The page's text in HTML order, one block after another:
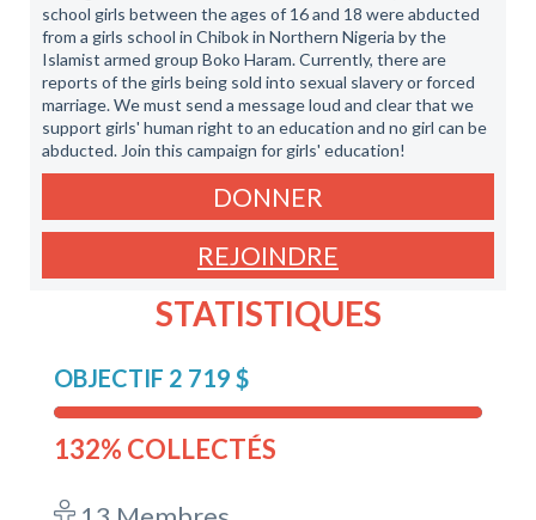
school girls between the ages of 16 and 18 were abducted
from a girls school in Chibok in Northern Nigeria by the
Islamist armed group Boko Haram. Currently, there are
reports of the girls being sold into sexual slavery or forced
marriage. We must send a message loud and clear that we
support girls' human right to an education and no girl can be
abducted. Join this campaign for girls' education!
DONNER
REJOINDRE
STATISTIQUES
OBJECTIF 2 719 $
132% COLLECTÉS